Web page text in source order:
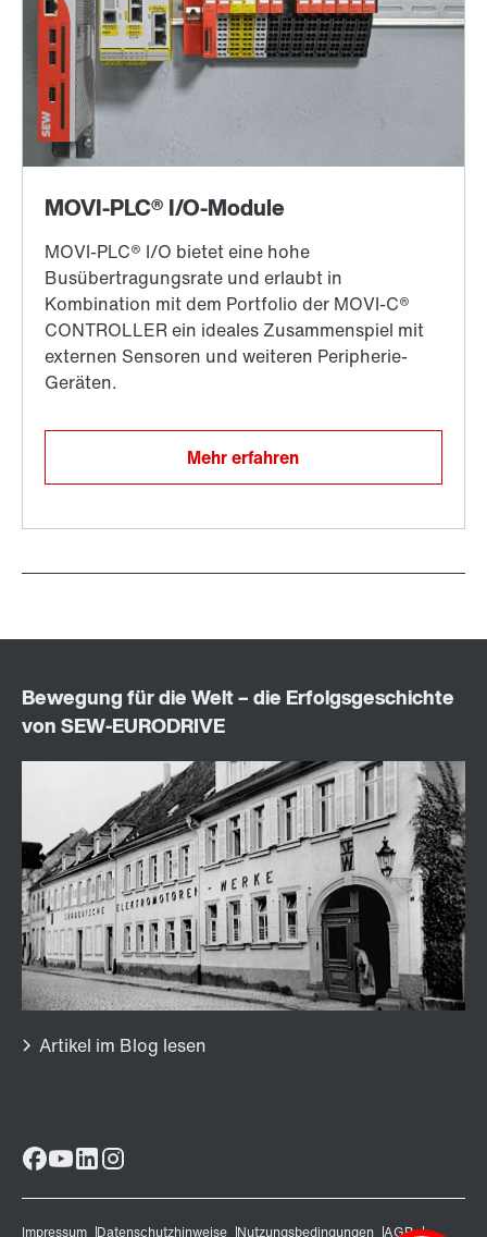
Mehr erfahren